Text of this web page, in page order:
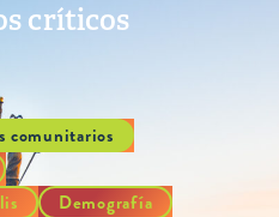
críticos
comunitarios
Demografía